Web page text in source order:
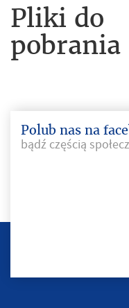
Pliki do
pobrania
Polub nas na
bądź częścią